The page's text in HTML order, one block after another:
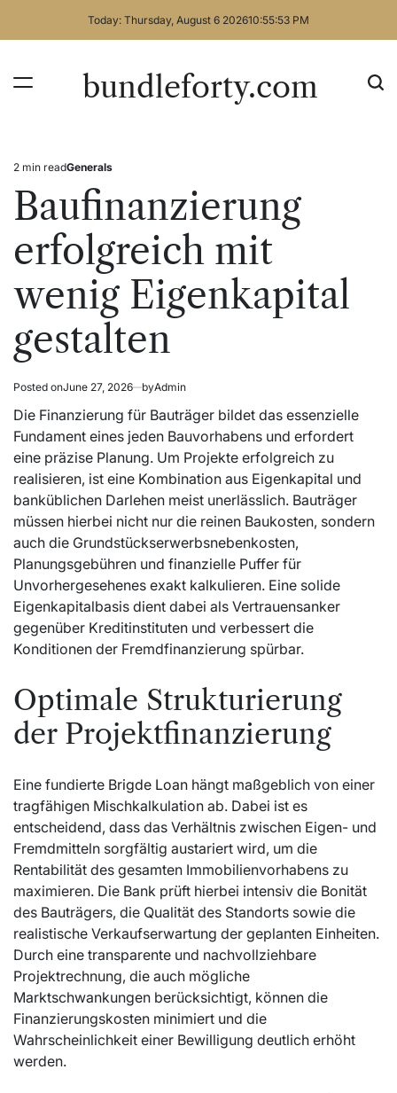
Today: Thursday, August 6 202610:55:53 PM
bundleforty.com
Estimated
read
time
2 min readPosted
Generals
Baufinanzierung
erfolgreich mit
wenig Eigenkapital
gestalten
Posted onJune 27, 2026 byAdmin
Die Finanzierung für Bauträger bildet das essenzielle
Fundament eines jeden Bauvorhabens und erfordert
eine präzise Planung. Um Projekte erfolgreich zu
realisieren, ist eine Kombination aus Eigenkapital und
banküblichen Darlehen meist unerlässlich. Bauträger
müssen hierbei nicht nur die reinen Baukosten, sondern
auch die Grundstückserwerbsnebenkosten,
Planungsgebühren und finanzielle Puffer für
Unvorhergesehenes exakt kalkulieren. Eine solide
Eigenkapitalbasis dient dabei als Vertrauensanker
gegenüber Kreditinstituten und verbessert die
Konditionen der Fremdfinanzierung spürbar.
Optimale Strukturierung
der Projektfinanzierung
Eine fundierte Brigde Loan hängt maßgeblich von einer
tragfähigen Mischkalkulation ab. Dabei ist es
entscheidend, dass das Verhältnis zwischen Eigen- und
Fremdmitteln sorgfältig austariert wird, um die
Rentabilität des gesamten Immobilienvorhabens zu
maximieren. Die Bank prüft hierbei intensiv die Bonität
des Bauträgers, die Qualität des Standorts sowie die
realistische Verkaufserwartung der geplanten Einheiten.
Durch eine transparente und nachvollziehbare
Projektrechnung, die auch mögliche
Marktschwankungen berücksichtigt, können die
Finanzierungskosten minimiert und die
Wahrscheinlichkeit einer Bewilligung deutlich erhöht
werden.